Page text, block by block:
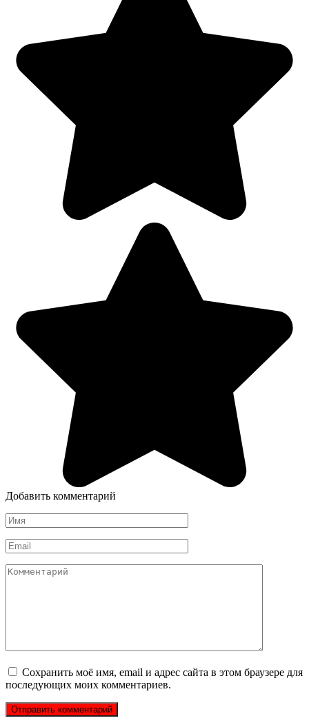
Добавить комментарий
Имя
*
Email
*
Комментарий
Сохранить моё имя, email и адрес сайта в этом браузере для
последующих моих комментариев.